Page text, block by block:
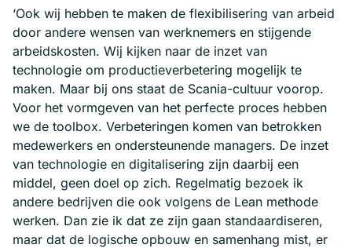
‘Ook wij hebben te maken de flexibilisering van arbeid
door andere wensen van werknemers en stijgende
arbeidskosten. Wij kijken naar de inzet van
technologie om productieverbetering mogelijk te
maken. Maar bij ons staat de Scania-cultuur voorop.
Voor het vormgeven van het perfecte proces hebben
we de toolbox. Verbeteringen komen van betrokken
medewerkers en ondersteunende managers. De inzet
van technologie en digitalisering zijn daarbij een
middel, geen doel op zich. Regelmatig bezoek ik
andere bedrijven die ook volgens de Lean methode
werken. Dan zie ik dat ze zijn gaan standaardiseren,
maar dat de logische opbouw en samenhang mist, er